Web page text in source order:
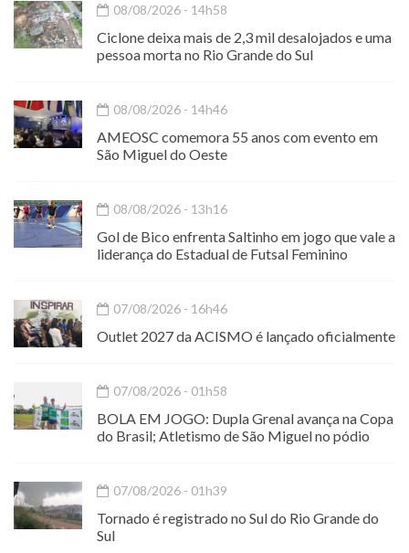
08/08/2026 - 14h58
Ciclone deixa mais de 2,3 mil desalojados e uma
pessoa morta no Rio Grande do Sul
08/08/2026 - 14h46
AMEOSC comemora 55 anos com evento em
São Miguel do Oeste
08/08/2026 - 13h16
Gol de Bico enfrenta Saltinho em jogo que vale a
liderança do Estadual de Futsal Feminino
07/08/2026 - 16h46
Outlet 2027 da ACISMO é lançado oficialmente
07/08/2026 - 01h58
BOLA EM JOGO: Dupla Grenal avança na Copa
do Brasil; Atletismo de São Miguel no pódio
07/08/2026 - 01h39
Tornado é registrado no Sul do Rio Grande do
Sul